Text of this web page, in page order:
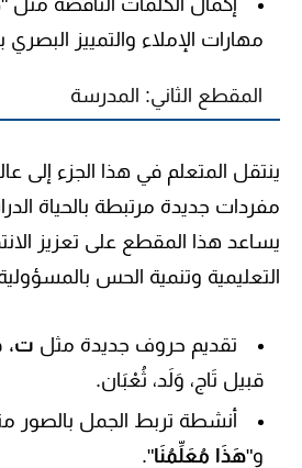
إكمال الكلمات الناقصة مثل "
مهارات الإملاء والتمييز
المقطع الثاني: المدرسة
ينتقل المتعلم في هذا الجزء إلى
مفردات جديدة مرتبطة بالحياة
يساعد هذا المقطع على تعزيز
التعليمية وتنمية الحس
تقديم حروف جديدة مثل ت،
قبيل تَاج، وَلَد، ثُعْبَان.
أنشطة تربط الجمل بالصور
و"هَذَا مُعَلِّمُنَا".